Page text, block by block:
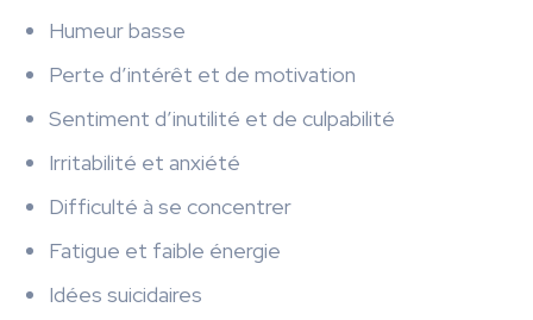
Humeur basse
Perte d’intérêt et de motivation
Sentiment d’inutilité et de culpabilité
Irritabilité et anxiété
Difficulté à se concentrer
Fatigue et faible énergie
Idées suicidaires